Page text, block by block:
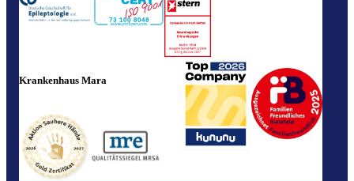
Krankenhaus Mara